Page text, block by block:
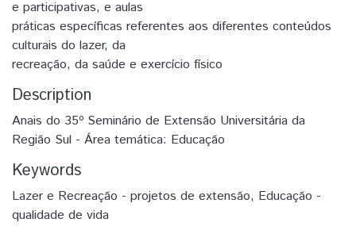
e participativas, e aulas
práticas específicas referentes aos diferentes conteúdos
culturais do lazer, da
recreação, da saúde e exercício físico
Description
Anais do 35º Seminário de Extensão Universitária da
Região Sul - Área temática: Educação
Keywords
Lazer e Recreação - projetos de extensão, Educação -
qualidade de vida